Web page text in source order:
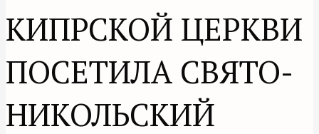
КИПРСКОЙ ЦЕРКВИ
ПОСЕТИЛА СВЯТО-
НИКОЛЬСКИЙ